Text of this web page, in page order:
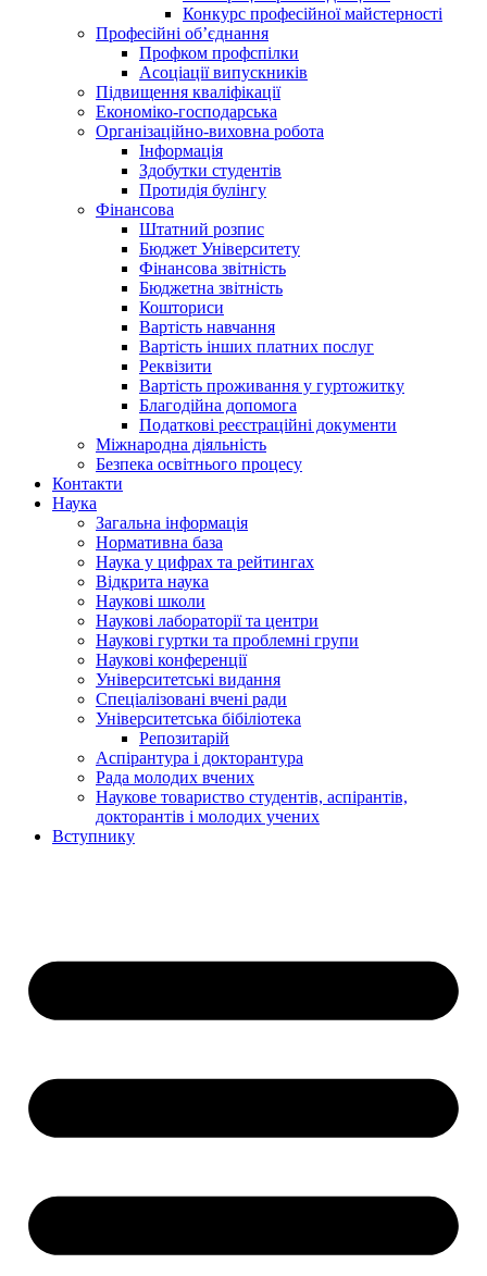
Конкурс професійної майстерності
Професійні об’єднання
Профком профспілки
Асоціації випускників
Підвищення кваліфікації
Економіко-господарська
Організаційно-виховна робота
Інформація
Здобутки студентів
Протидія булінгу
Фінансова
Штатний розпис
Бюджет Університету
Фінансова звітність
Бюджетна звітність
Кошториси
Вартість навчання
Вартість інших платних послуг
Реквізити
Вартість проживання у гуртожитку
Благодійна допомога
Податкові реєстраційні документи
Міжнародна діяльність
Безпека освітнього процесу
Контакти
Наука
Загальна інформація
Нормативна база
Наука у цифрах та рейтингах
Відкрита наука
Наукові школи
Наукові лабораторії та центри
Наукові гуртки та проблемні групи
Наукові конференції
Університетські видання
Спеціалізовані вчені ради
Університетська бібіліотека
Репозитарій
Аспірантура і докторантура
Рада молодих вчених
Наукове товариство студентів, аспірантів,
докторантів і молодих учених
Вступнику